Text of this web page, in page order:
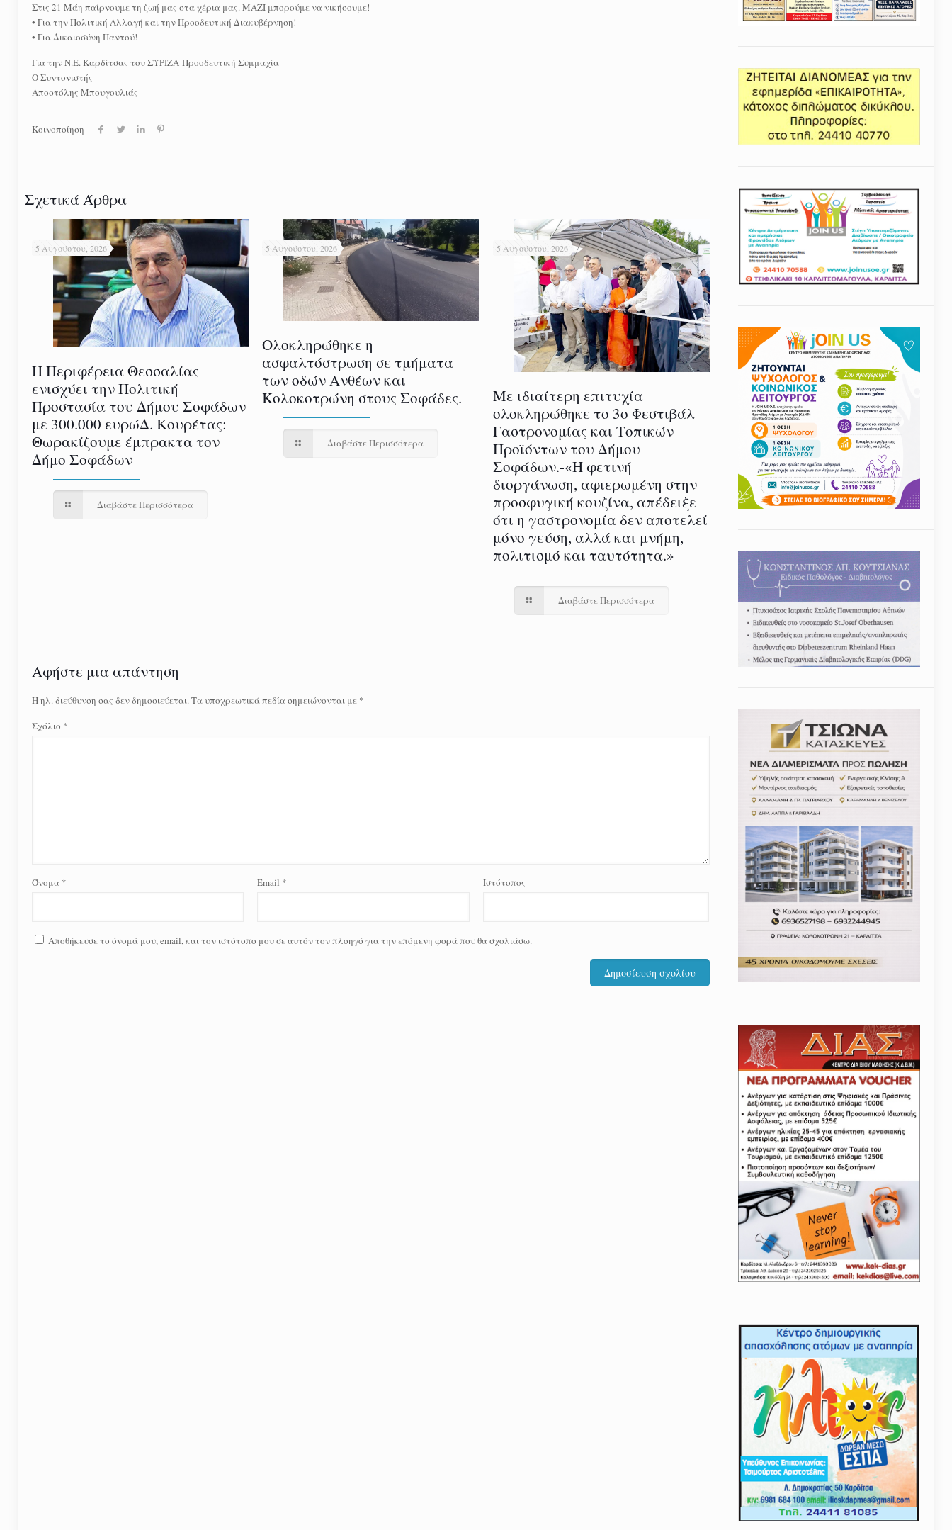
Στις 21 Μάη παίρνουμε τη ζωή μας στα χέρια μας. ΜΑΖΙ μπορούμε να νικήσουμε!
• Για την Πολιτική Αλλαγή και την Προοδευτική Διακυβέρνηση!
• Για Δικαιοσύνη Παντού!
Για την Ν.Ε. Καρδίτσας του ΣΥΡΙΖΑ-Προοδευτική Συμμαχία
Ο Συντονιστής
Αποστόλης Μπουγουλιάς
Κοινοποίηση
Σχετικά Άρθρα
5 Αυγούστου, 2026
Η Περιφέρεια Θεσσαλίας
ενισχύει την Πολιτική
Προστασία του Δήμου Σοφάδων
με 300.000 ευρώΔ. Κουρέτας:
Θωρακίζουμε έμπρακτα τον
Δήμο Σοφάδων
Διαβάστε Περισσότερα
5 Αυγούστου, 2026
Ολοκληρώθηκε η
ασφαλτόστρωση σε τμήματα
των οδών Ανθέων και
Κολοκοτρώνη στους Σοφάδες.
Διαβάστε Περισσότερα
5 Αυγούστου, 2026
Με ιδιαίτερη επιτυχία
ολοκληρώθηκε το 3ο Φεστιβάλ
Γαστρονομίας και Τοπικών
Προϊόντων του Δήμου
Σοφάδων.-«Η φετινή
διοργάνωση, αφιερωμένη στην
προσφυγική κουζίνα, απέδειξε
ότι η γαστρονομία δεν αποτελεί
μόνο γεύση, αλλά και μνήμη,
πολιτισμό και ταυτότητα.»
Διαβάστε Περισσότερα
Αφήστε μια απάντηση
Η ηλ. διεύθυνση σας δεν δημοσιεύεται.Τα υποχρεωτικά πεδία σημειώνονται με *
Σχόλιο *
Όνομα * Email * Ιστότοπος
Αποθήκευσε το όνομά μου, email, και τον ιστότοπο μου σε αυτόν τον πλοηγό για την επόμενη φορά που θα σχολιάσω.